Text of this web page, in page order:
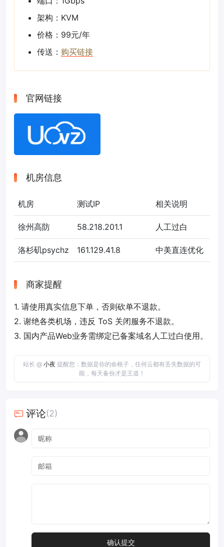
架构：KVM
价格：99元/年
传送： 购买链接
官网链接
机房信息
机房 测试IP 相关说明
徐州高防 58.218.201.1 人工过白
洛杉矶psychz 161.129.41.8 中美直连优化
商家提醒
1. 请使用真实信息下单，否则砍单不退款。
2. 谢绝各类机场，违反 ToS 关闭服务不退款。
3. 国内产品Web业务需绑定已备案域名人工过白使用。
站长 @ 小夜 提醒您：数据是你的命根子，任何云都有丢失数据的可
能，每天备份才是王道！
评论(2)